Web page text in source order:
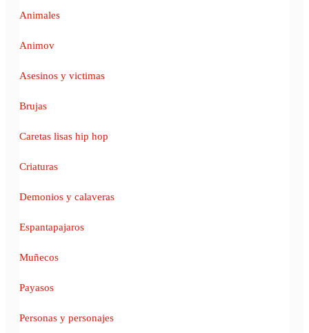
Animales
Animov
Asesinos y victimas
Brujas
Caretas lisas hip hop
Criaturas
Demonios y calaveras
Espantapajaros
Muñecos
Payasos
Personas y personajes